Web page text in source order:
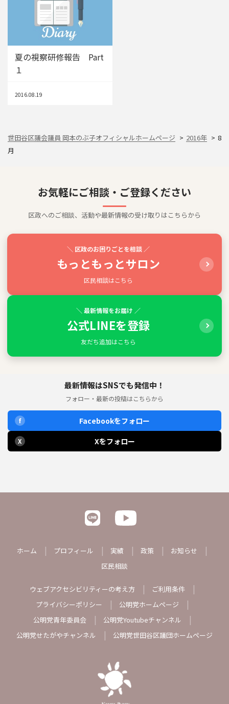
夏の視察研修報告 Part
１
2016.08.19
世田谷区議会議員 岡本のぶ子オフィシャルホームページ 2016年
8
月
お気軽にご相談・ご登録ください
区政へのご相談、活動や最新情報の受け取りはこちらから
＼ 区政のお困りごとを相談 ／
もっともっとサロン
区民相談はこちら
＼ 最新情報をお届け ／
公式LINEを登録
友だち追加はこちら
最新情報はSNSでも発信中！
フォロー・最新の投稿はこちらから
f Facebookをフォロー
X Xをフォロー
ホーム プロフィール 実績 政策
お知らせ
区民相談
ウェブアクセシビリティーの考え方
ご利用条件
プライバシーポリシー
公明党ホームページ
公明党青年委員会
公明党Youtubeチャンネル
公明党せたがやチャンネル
公明党世田谷区議団ホームページ